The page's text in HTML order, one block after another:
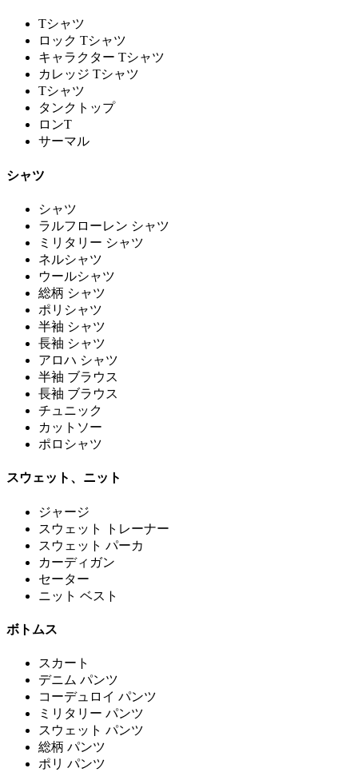
Tシャツ
ロック Tシャツ
キャラクター Tシャツ
カレッジ Tシャツ
Tシャツ
タンクトップ
ロンT
サーマル
シャツ
シャツ
ラルフローレン シャツ
ミリタリー シャツ
ネルシャツ
ウールシャツ
総柄 シャツ
ポリシャツ
半袖 シャツ
長袖 シャツ
アロハ シャツ
半袖 ブラウス
長袖 ブラウス
チュニック
カットソー
ポロシャツ
スウェット、ニット
ジャージ
スウェット トレーナー
スウェット パーカ
カーディガン
セーター
ニット ベスト
ボトムス
スカート
デニム パンツ
コーデュロイ パンツ
ミリタリー パンツ
スウェット パンツ
総柄 パンツ
ポリ パンツ